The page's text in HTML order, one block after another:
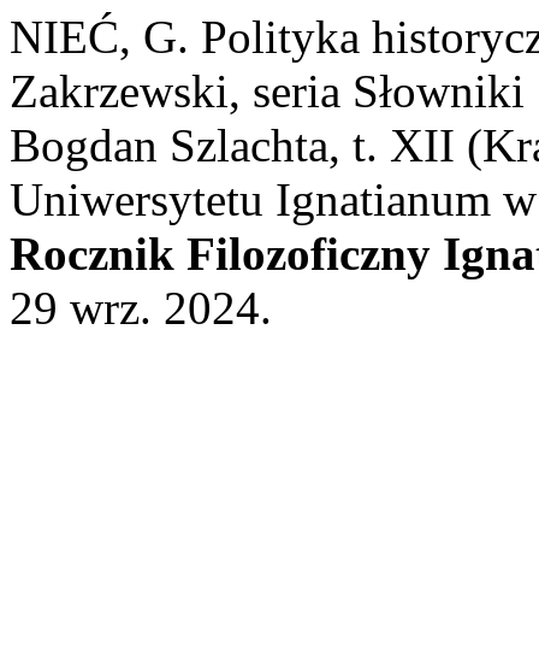
NIEĆ, G. Polityka
Zakrzewski, seria Słowniki
Bogdan Szlachta, t. XII
Uniwersytetu Ignatianum
Rocznik Filozoficzny
29 wrz. 2024.